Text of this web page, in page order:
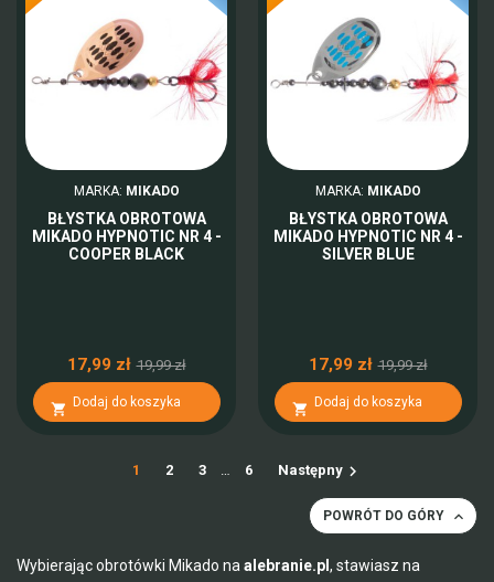
MARKA: MIKADO
BŁYSTKA OBROTOWA
MIKADO HYPNOTIC NR 4 -
COOPER BLACK
17,99 zł 19,99 zł
 Dodaj do koszyka
MARKA: MIKADO
BŁYSTKA OBROTOWA
MIKADO HYPNOTIC NR 4 -
SILVER BLUE
17,99 zł 19,99 zł
 Dodaj do koszyka
1 2 3 … 6 Następny
POWRÓT DO GÓRY 
Wybierając obrotówki Mikado na alebranie.pl , stawiasz na